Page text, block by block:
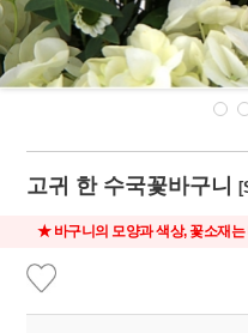
고귀 한 수국꽃바구니
★ 바구니의 모양과 색상, 꽃소재